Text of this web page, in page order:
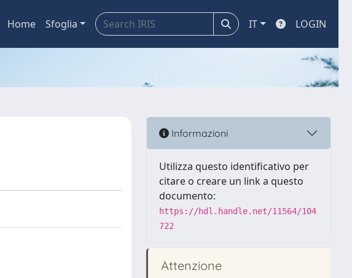
Home Sfoglia IT LOGIN
Informazioni
Utilizza questo identificativo per
citare o creare un link a questo
documento:
https://hdl.handle.net/11564/104
722
Attenzione